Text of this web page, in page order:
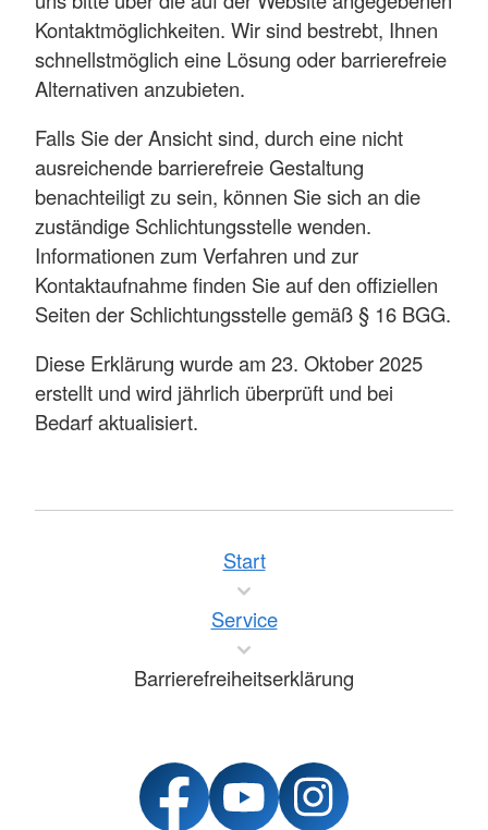
Kontaktmöglichkeiten. Wir sind bestrebt, Ihnen
schnellstmöglich eine Lösung oder barrierefreie
Alternativen anzubieten.
Falls Sie der Ansicht sind, durch eine nicht
ausreichende barrierefreie Gestaltung
benachteiligt zu sein, können Sie sich an die
zuständige Schlichtungsstelle wenden.
Informationen zum Verfahren und zur
Kontaktaufnahme finden Sie auf den offiziellen
Seiten der Schlichtungsstelle gemäß § 16 BGG.
Diese Erklärung wurde am 23. Oktober 2025
erstellt und wird jährlich überprüft und bei
Bedarf aktualisiert.
Start
Service
Barrierefreiheitserklärung